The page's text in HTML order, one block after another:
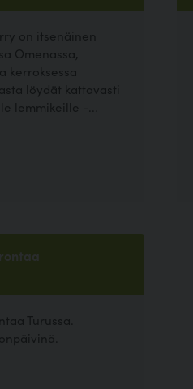
on itsenäinen
Omenassa,
kerroksessa
löydät kattavasti
lemmikeille -...
Turussa.